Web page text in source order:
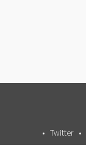
Twitter